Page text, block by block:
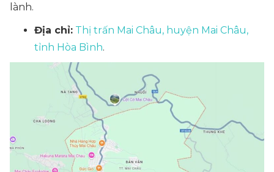
lành.
Địa chỉ: Thị trấn Mai Châu, huyện Mai Châu,
tỉnh Hòa Bình.